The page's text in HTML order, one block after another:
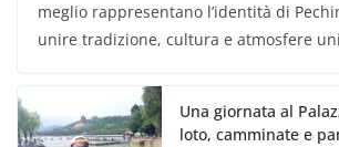
meglio rappresentano l’identità di
unire tradizione, cultura e atmosfere
Una giornata al
loto, camminate e